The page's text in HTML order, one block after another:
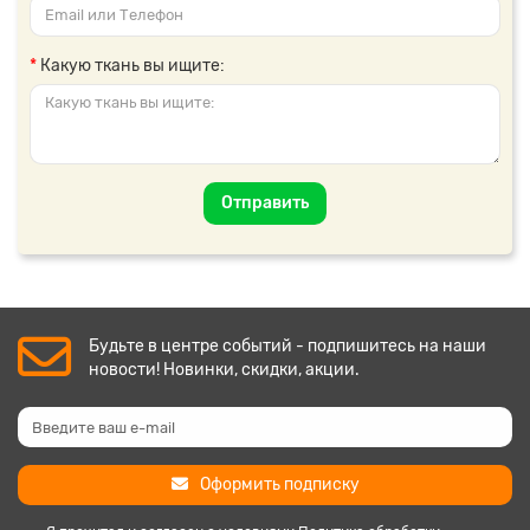
Какую ткань вы ищите:
Отправить
Будьте в центре событий - подпишитесь на наши
новости! Новинки, скидки, акции.
Оформить подписку